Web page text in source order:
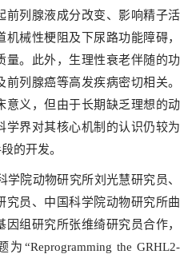
前列腺液成分改变、影响精子活
械性梗阻及下尿路功能障碍，
量。此外，生理性衰老伴随的功
列腺癌等高发疾病密切相关。
意义，但由于长期缺乏理想的动
学界对其核心机制的认识仍较为
的开发。
学院动物研究所刘光慧研究员、
究员、中国科学院动物研究所曲
组研究所张维绮研究员合作，
“Reprogramming the GRHL2-